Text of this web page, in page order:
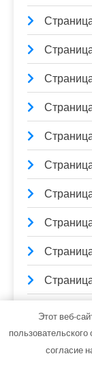
Этот веб-
согласие